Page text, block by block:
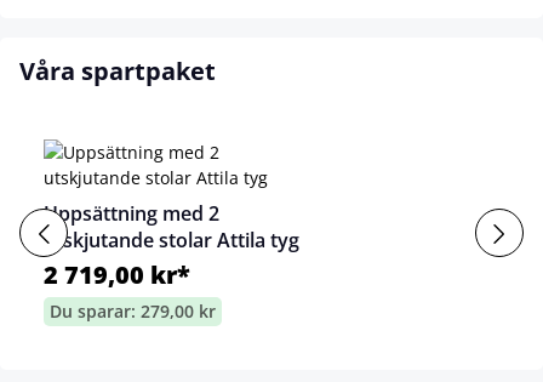
Våra spartpaket
Uppsättning med 2
utskjutande stolar Attila tyg
2 719,00 kr*
Du sparar: 279,00 kr